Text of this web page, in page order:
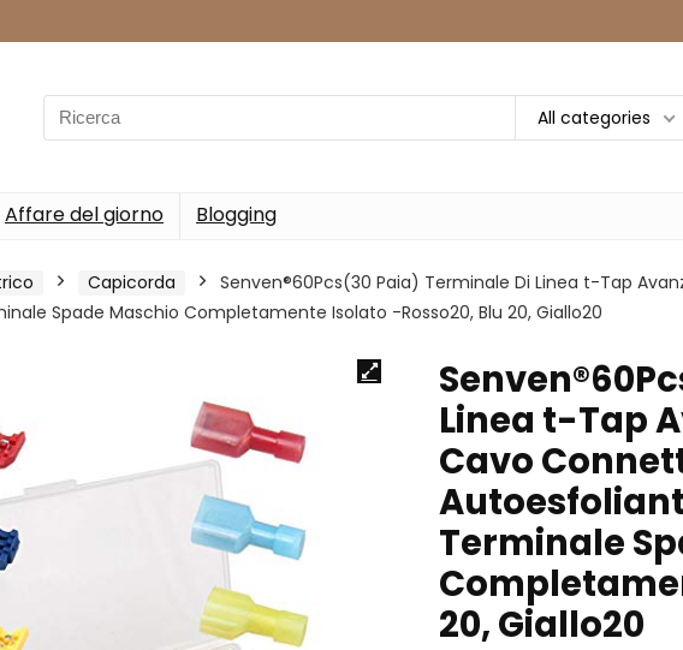
Search
for:
All categories
Affare del giorno Blogging
Capicorda
Senven®60Pcs(30 Paia) Terminale Di Linea t-Tap
Spade Maschio Completamente Isolato -Rosso20, Blu 20, Giallo20
Linea t-Tap
Cavo
Terminale
20, Giallo20